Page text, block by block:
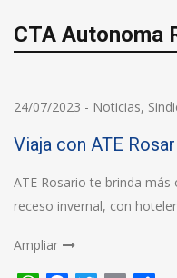
CTA Autonoma
24/07/2023 - Noticias,
Viaja con ATE
ATE Rosario te brinda
receso invernal, con
Ampliar